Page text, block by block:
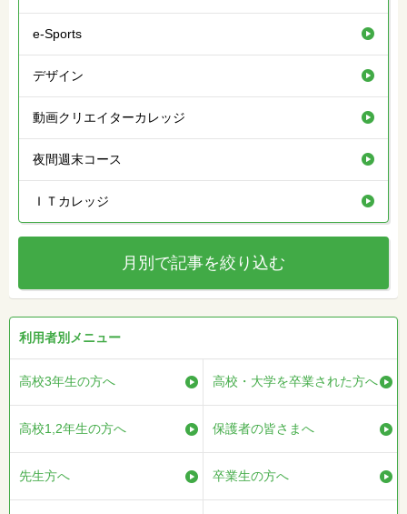
e-Sports
デザイン
動画クリエイターカレッジ
夜間週末コース
ＩＴカレッジ
月別で記事を絞り込む
利用者別メニュー
高校3年生の方へ 高校・大学を卒業された方へ
高校1,2年生の方へ 保護者の皆さまへ
先生方へ 卒業生の方へ